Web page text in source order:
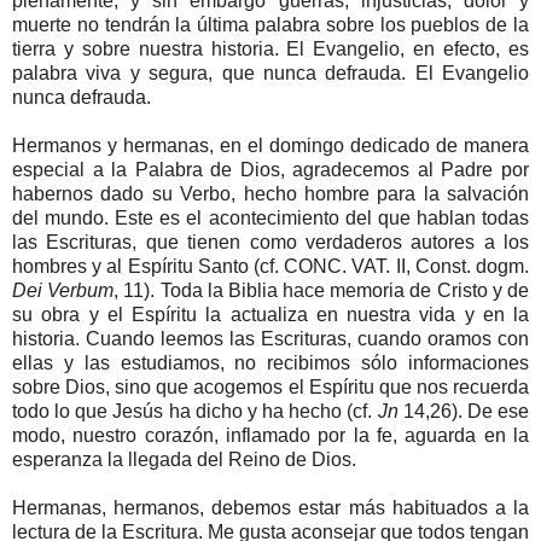
muerte no tendrán la última palabra sobre los pueblos de la
tierra y sobre nuestra historia. El Evangelio, en efecto, es
palabra viva y segura, que nunca defrauda. El Evangelio
nunca defrauda.
Hermanos y hermanas, en el domingo dedicado de manera
especial a la Palabra de Dios, agradecemos al Padre por
habernos dado su Verbo, hecho hombre para la salvación
del mundo. Este es el acontecimiento del que hablan todas
las Escrituras, que tienen como verdaderos autores a los
hombres y al Espíritu Santo (cf. CONC. VAT. II, Const. dogm.
Dei Verbum, 11). Toda la Biblia hace memoria de Cristo y de
su obra y el Espíritu la actualiza en nuestra vida y en la
historia. Cuando leemos las Escrituras, cuando oramos con
ellas y las estudiamos, no recibimos sólo informaciones
sobre Dios, sino que acogemos el Espíritu que nos recuerda
todo lo que Jesús ha dicho y ha hecho (cf. Jn14,26). De ese
modo, nuestro corazón, inflamado por la fe, aguarda en la
esperanza la llegada del Reino de Dios.
Hermanas, hermanos, debemos estar más habituados a la
lectura de la Escritura. Me gusta aconsejar que todos tengan